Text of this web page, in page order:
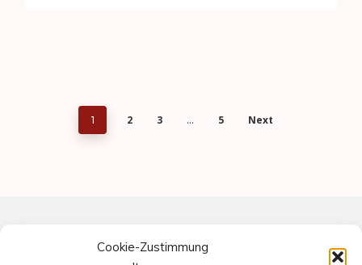
Cookie-Zustimmung
1 2 3 … 5 Next